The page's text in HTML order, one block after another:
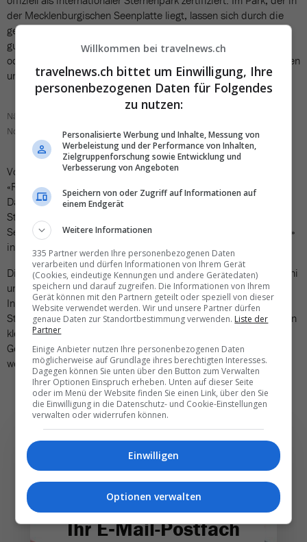
der Mecklenburgischen Seenplatte liegt, lassen sich durch die
geringe Lichtverschmutzung in der Nacht die Sterne besonders
gut beobachten. Interessierte können geführte Sternen-Touren
oder Aktivitäten wie Mondschein-Paddeln oder Eulen-Exkursionen
unternehmen.
Nächtliche Sternenbeobachtungen im Naturpark
Nossentiner/Schwinzer Heide. Bild: MV
Von grosser Bedeutung ist auch die Stadt Schwerin, deren
«Residenzensemble» seit 2024 zum Unesco-Welterbe gehört.
Dazu zählen der Schweriner Dom und das Mecklenburgische
Staatstheater sowie mehr als 30 weitere Gebäude in der Stadt.
Seit Ende März 2026 gehört zudem die «Kleine Küstenfischerei»
in Mecklenburg-Vorpommern zum immateriellen Kulturerbe.
Die Swiss fliegt in diesem Sommer wieder zwischen dem 27. Juni
und dem 22. August jeweils samstags nach Heringsdorf auf der
Insel Usedom. Grössere Städte wie Rostock, Schwerin und
Stralsund sind gut ans Bahnnetz angebunden, während zwischen
kleineren Orten Regiobusse verkehren. In besonders ländlichen
Gegenden müssen jedoch sogenannte Rufbusse vorab bestellt
werden.
Die wichtigsten und
besten News direkt in
Ihr E‑Mail-Postfach
Willkommen bei travelnews.ch
travelnews.ch bittet um Einwilligung, Ihre
personenbezogenen Daten für Folgendes
zu nutzen:
Personalisierte Werbung und Inhalte, Messung von
Werbeleistung und der Performance von Inhalten,
Zielgruppenforschung sowie Entwicklung und
Verbesserung von Angeboten
Speichern von oder Zugriff auf Informationen auf
einem Endgerät
Weitere Informationen
335 Partner werden Ihre personenbezogenen Daten
verarbeiten und dürfen Informationen von Ihrem Gerät
(Cookies, eindeutige Kennungen und andere Gerätedaten)
speichern und darauf zugreifen. Die Informationen von Ihrem
Gerät können mit den Partnern geteilt oder speziell von dieser
Website verwendet werden. Wir und unsere Partner dürfen
genaue Daten zur Standortbestimmung verwenden. Liste der
Partner
Einige Anbieter nutzen Ihre personenbezogenen Daten
möglicherweise auf Grundlage ihres berechtigten Interesses.
Dagegen können Sie unten über den Button zum Verwalten
Ihrer Optionen Einspruch erheben. Unten auf dieser Seite
oder im Menü der Website finden Sie einen Link, über den Sie
die Einwilligung in die Datenschutz- und Cookie-Einstellungen
verwalten oder widerrufen können.
Einwilligen
Optionen verwalten